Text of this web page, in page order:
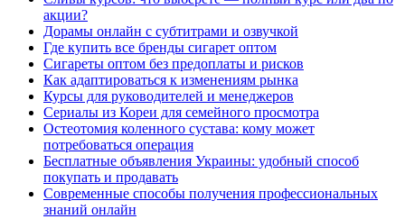
акции?
Дорамы онлайн с субтитрами и озвучкой
Где купить все бренды сигарет оптом
Сигареты оптом без предоплаты и рисков
Как адаптироваться к изменениям рынка
Курсы для руководителей и менеджеров
Сериалы из Кореи для семейного просмотра
Остеотомия коленного сустава: кому может
потребоваться операция
Бесплатные объявления Украины: удобный способ
покупать и продавать
Современные способы получения профессиональных
знаний онлайн